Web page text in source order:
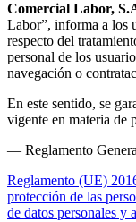
Comercial Labor,
Labor”, informa a los
respecto del
personal de los
navegación o
En este sentido, se
vigente en materia de
— Reglamento
Reglamento (UE)
protección de las
de datos personales y